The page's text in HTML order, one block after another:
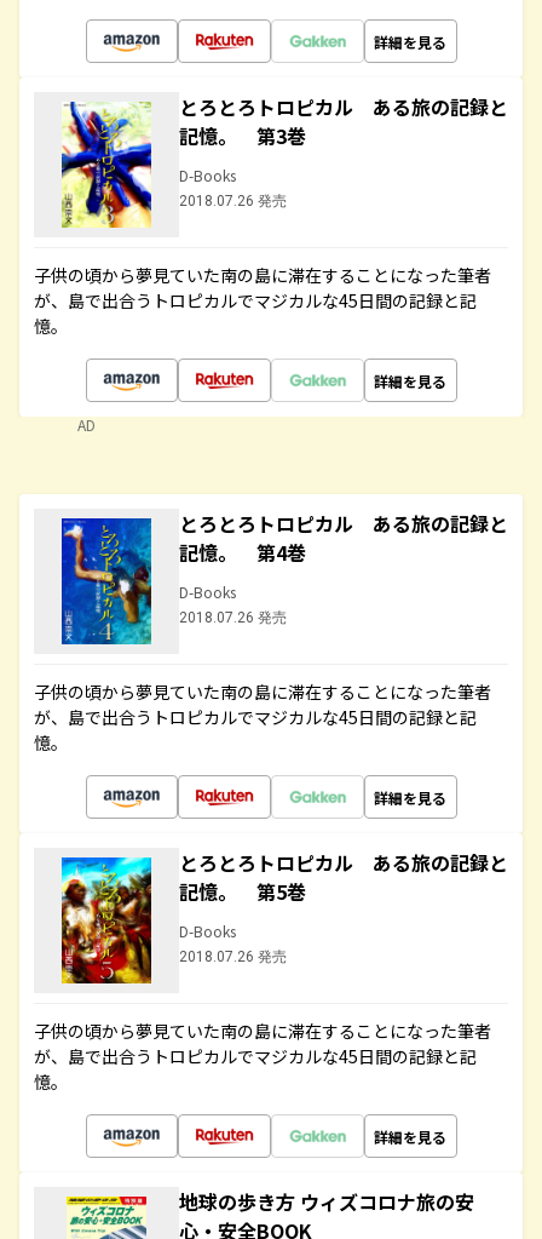
詳細を見る
とろとろトロピカル ある旅の記録と
記憶。 第3巻
D-Books
2018.07.26 発売
子供の頃から夢見ていた南の島に滞在することになった筆者
が、島で出合うトロピカルでマジカルな45日間の記録と記
憶。
詳細を見る
AD
とろとろトロピカル ある旅の記録と
記憶。 第4巻
D-Books
2018.07.26 発売
子供の頃から夢見ていた南の島に滞在することになった筆者
が、島で出合うトロピカルでマジカルな45日間の記録と記
憶。
詳細を見る
とろとろトロピカル ある旅の記録と
記憶。 第5巻
D-Books
2018.07.26 発売
子供の頃から夢見ていた南の島に滞在することになった筆者
が、島で出合うトロピカルでマジカルな45日間の記録と記
憶。
詳細を見る
地球の歩き方 ウィズコロナ旅の安
心・安全BOOK